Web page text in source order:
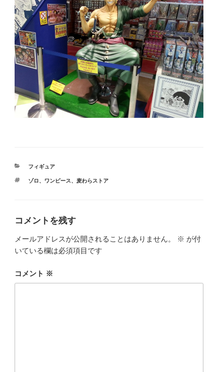
カ
ゴ
フィギュア
タ
ゾロ、 ワンピース、 麦わらストア
コメントを残す
メールアドレスが公開されることはありません。 ※ が付
いている欄は必須項目です
コメント ※